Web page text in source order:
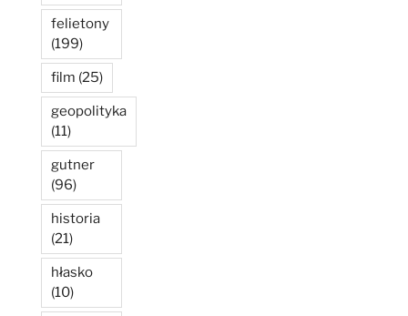
felietony
(199)
film (25)
geopolityka
(11)
gutner
(96)
historia
(21)
hłasko
(10)